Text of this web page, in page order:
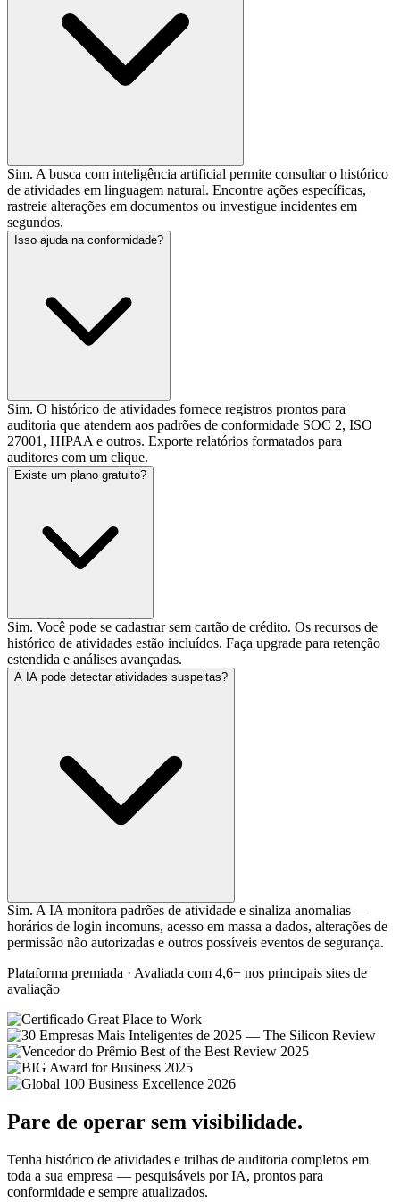
Sim. A busca com inteligência artificial permite consultar o histórico
de atividades em linguagem natural. Encontre ações específicas,
rastreie alterações em documentos ou investigue incidentes em
segundos.
Isso ajuda na conformidade?
Sim. O histórico de atividades fornece registros prontos para
auditoria que atendem aos padrões de conformidade SOC 2, ISO
27001, HIPAA e outros. Exporte relatórios formatados para
auditores com um clique.
Existe um plano gratuito?
Sim. Você pode se cadastrar sem cartão de crédito. Os recursos de
histórico de atividades estão incluídos. Faça upgrade para retenção
estendida e análises avançadas.
A IA pode detectar atividades suspeitas?
Sim. A IA monitora padrões de atividade e sinaliza anomalias —
horários de login incomuns, acesso em massa a dados, alterações de
permissão não autorizadas e outros possíveis eventos de segurança.
Plataforma premiada · Avaliada com 4,6+ nos principais sites de
avaliação
Pare de operar sem visibilidade.
Tenha histórico de atividades e trilhas de auditoria completos em
toda a sua empresa — pesquisáveis por IA, prontos para
conformidade e sempre atualizados.